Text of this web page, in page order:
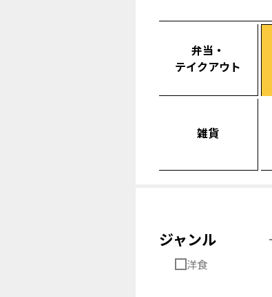
弁当・
テイクアウト
雑貨
ジャンル
洋食